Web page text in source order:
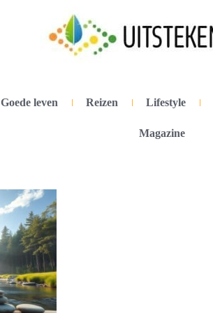
Goede leven Reizen Lifestyle
Magazine